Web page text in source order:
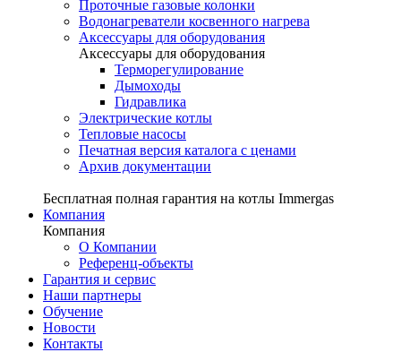
Проточные газовые колонки
Водонагреватели косвенного нагрева
Аксессуары для оборудования
Аксессуары для оборудования
Терморегулирование
Дымоходы
Гидравлика
Электрические котлы
Тепловые насосы
Печатная версия каталога с ценами
Архив документации
Бесплатная полная гарантия на котлы Immergas
Компания
Компания
О Компании
Референц-объекты
Гарантия и сервис
Наши партнеры
Обучение
Новости
Контакты